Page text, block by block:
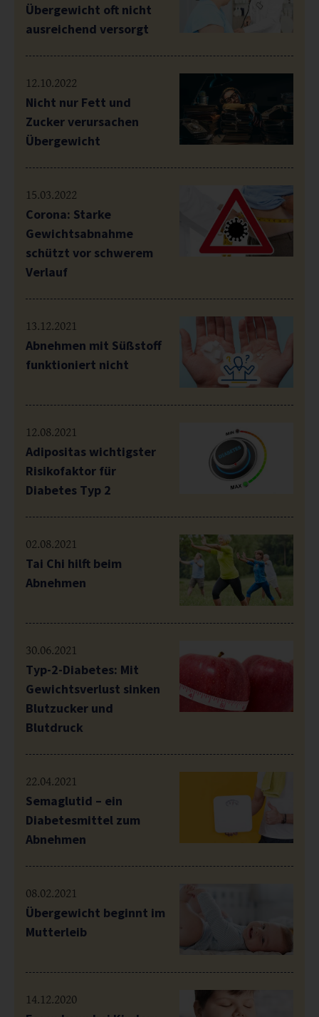
Übergewicht oft nicht
ausreichend versorgt
12.10.2022
Nicht nur Fett und
Zucker verursachen
Übergewicht
15.03.2022
Corona: Starke
Gewichtsabnahme
schützt vor schwerem
Verlauf
13.12.2021
Abnehmen mit Süßstoff
funktioniert nicht
12.08.2021
Adipositas wichtigster
Risikofaktor für
Diabetes Typ 2
02.08.2021
Tai Chi hilft beim
Abnehmen
30.06.2021
Typ-2-Diabetes: Mit
Gewichtsverlust sinken
Blutzucker und
Blutdruck
22.04.2021
Semaglutid – ein
Diabetesmittel zum
Abnehmen
08.02.2021
Übergewicht beginnt im
Mutterleib
14.12.2020